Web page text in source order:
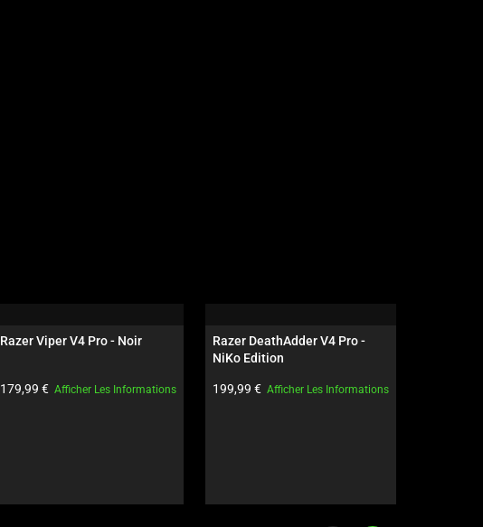
Razer Viper V4 Pro - Noir
Prix du produit:
179,99 € Afficher Les Informations
Razer DeathAdder V4 Pro -
NiKo Edition
Prix du produit:
199,99 € Afficher Les Informations